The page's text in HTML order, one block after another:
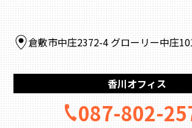
倉敷市中庄2372-4 グローリー中庄
香川オフィス
087-802-